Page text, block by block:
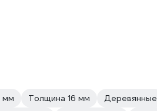
мм Толщина 16 мм Деревянные